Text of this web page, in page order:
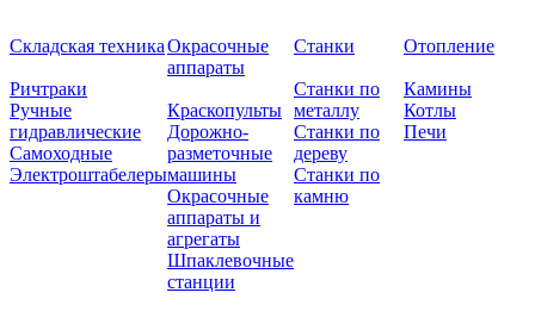
Складская техника
Ричтраки
Ручные
гидравлические
Самоходные
Электроштабелеры
Окрасочные
аппараты
Краскопульты
Дорожно-
разметочные
машины
Окрасочные
аппараты и
агрегаты
Шпаклевочные
станции
Станки
Станки по
металлу
Станки по
дереву
Станки по
камню
Отопление
Камины
Котлы
Печи